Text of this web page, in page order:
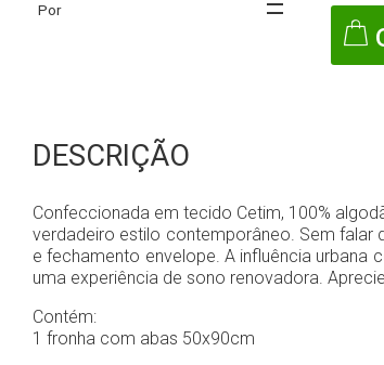
DESCRIÇÃO
Confeccionada em tecido Cetim, 100%
verdadeiro estilo contemporâneo. Sem
e fechamento envelope. A influência urbana
uma experiência de sono renovadora.
Contém:
1 fronha com abas 50x90cm